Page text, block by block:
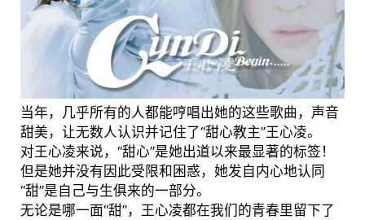
当年，几乎所有的人都能哼唱出她的这些歌曲，声音
甜美，让无数人认识并记住了“甜心教主”王心凌。
对王心凌来说，“甜心”是她出道以来最显著的标签！
但是她并没有因此受限和困惑，她发自内心地认同
“甜”是自己与生俱来的一部分。
无论是哪一面“甜”，王心凌都在我们的青春里留下了